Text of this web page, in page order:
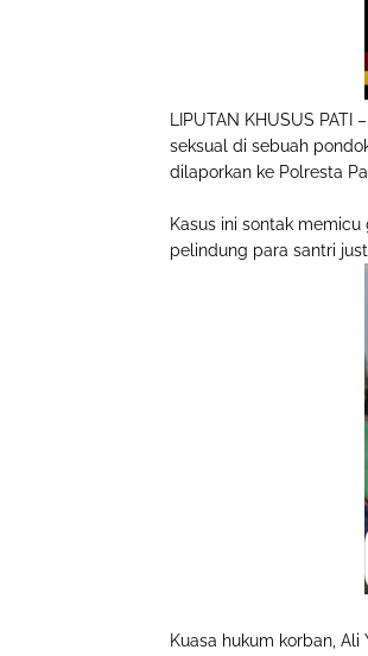
LIPUTAN KHUSUS
seksual di sebuah
dilaporkan ke Polresta
Kasus ini sontak
pelindung para santri
Kuasa hukum korban,